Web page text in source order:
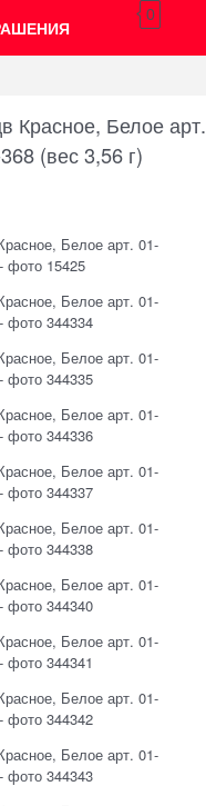
0
Красное, Белое арт.
(вес 3,56 г)